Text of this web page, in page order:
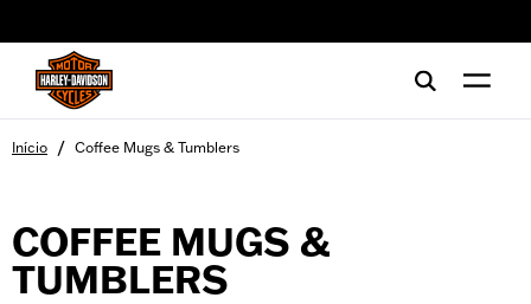
Início / Coffee Mugs & Tumblers
COFFEE MUGS &
TUMBLERS